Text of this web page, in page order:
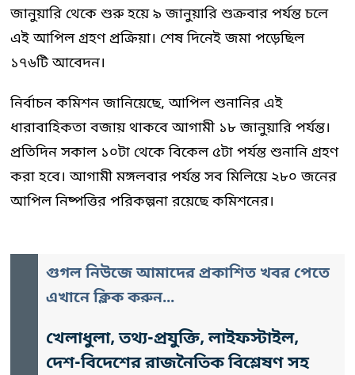
জানুয়ারি থেকে শুরু হয়ে ৯ জানুয়ারি শুক্রবার পর্যন্ত চলে
এই আপিল গ্রহণ প্রক্রিয়া। শেষ দিনেই জমা পড়েছিল
১৭৬টি আবেদন।
নির্বাচন কমিশন জানিয়েছে, আপিল শুনানির এই
ধারাবাহিকতা বজায় থাকবে আগামী ১৮ জানুয়ারি পর্যন্ত।
প্রতিদিন সকাল ১০টা থেকে বিকেল ৫টা পর্যন্ত শুনানি গ্রহণ
করা হবে। আগামী মঙ্গলবার পর্যন্ত সব মিলিয়ে ২৮০ জনের
আপিল নিষ্পত্তির পরিকল্পনা রয়েছে কমিশনের।
গুগল নিউজে আমাদের প্রকাশিত খবর পেতে
এখানে ক্লিক করুন...
খেলাধুলা, তথ্য-প্রযুক্তি, লাইফস্টাইল,
দেশ-বিদেশের রাজনৈতিক বিশ্লেষণ সহ